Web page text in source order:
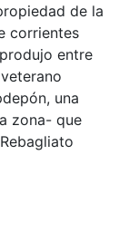
de la
corrientes
entre
una
zona- que